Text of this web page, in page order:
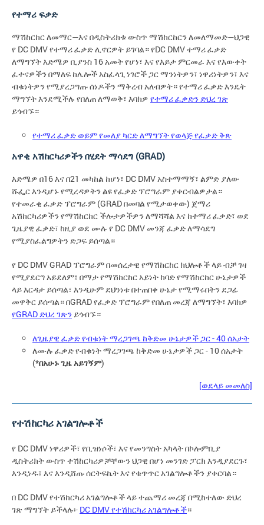
የተማሪ ፍቃድ
ማሽከርከር ለመማር—እና በዲስትሪክቱ ውስጥ ማሽከርከርን ለመለማመድ—ህጋዊ
የ DC DMV የተማሪ ፈቃድ ሊኖርዎት ይገባል። የDC DMV ተማሪ ፈቃድ
ለማግኘት እድሜዎ ቢያንስ 16 አመት የሆነ፣ እና የእይታ ምርመራ እና የእውቀት
ፈተናዎችን በማለፍ ከሌሎች አስፈላጊ ነገሮች ጋር ማንነትዎን፣ ነዋሪነትዎን፣ እና
ብቁነትዎን የሚያረጋግጡ ሰነዶችን ማቅረብ አለብዎት። የተማሪ ፈቃድ እንዴት
ማግኘት እንደሚችሉ የበለጠ ለማወቅ፣ እባክዎ የተማሪ ፈቃድን ድህረ ገጽ
ይጎብኙ።
የተማሪ ፈቃድ ወይም የመለያ ካርድ ለማግኘት የወላጅ የፈቃድ ቅጽ
አዋቂ አሽከርካሪዎችን በሂደት ማሳደግ (GRAD)
እድሜዎ በ16 እና በ21 መካከል ከሆነ፣ DC DMV አስተማማኝ፣ ልምድ ያለው
ሹፌር እንዲሆኑ የሚረዳዎትን ልዩ የፈቃድ ፕሮግራም ያቀርብልዎታል።
የተመራቂ ፈቃድ ፕሮግራም (GRAD በመባል የሚታወቀው) ጀማሪ
አሽከርካሪዎችን የማሽከርከር ችሎታዎችዎን ለማሻሻል እና ከተማሪ ፈቃድ፣ ወደ
ጊዜያዊ ፈቃድ፣ ከዚያ ወደ ሙሉ የ DC DMV መንጃ ፈቃድ ለማሳደግ
የሚያስፈልግዎትን ድጋፍ ይሰጣል።
የ DC DMV GRAD ፕሮግራም በመሰረታዊ የማሽከርከር ክህሎቶች ላይ ብቻ ገዛ
የሚያደርግ አይደለም፤ በማታ የማሽከርከር አይነት ከባድ የማሽከርከር ሁኔታዎች
ላይ እርዳታ ይሰጣል፣ እንዲሁም ደህንነቱ በተጠበቀ ሁኔታ የሚማሩበትን ደጋፊ
መዋቅር ይሰጣል። በGRAD የፈቃድ ፕሮግራም የበለጠ መረጃ ለማግኘት፣ እባክዎ
የGRAD ድህረ ገጽን ይጎብኙ።
ለጊዜያዊ ፈቃድ የብቁነት ማረጋገጫ ከቅድመ ሁኔታዎች ጋር - 40 ሰአታት
ለሙሉ ፈቃድ የብቁነት ማረጋገጫ ከቅድመ ሁኔታዎች ጋር - 10 ሰአታት
(*በአሁኑ ጊዜ አይገኝም)
[ወደላይ መመለስ]
የተሽከርካሪ አገልግሎቶች
የ DC DMV ነዋሪዎች፣ የቢዝነሶች፣ እና የመንግስት አካላት በኮሎምቢያ
ዲስትሪክት ውስጥ ተሽከርካሪዎቻቸውን ህጋዊ በሆነ መንገድ ፓርክ እንዲያደርጉ፣
እንዲነዱ፣ እና እንዲሸጡ ሰርትፍኬት እና የቁጥጥር አገልግሎቶችን ያቀርባል።
በ DC DMV የተሽከርካሪ አገልግሎቶች ላይ ተጨማሪ መረጃ በሚከተለው ድህረ
ገጽ ማግኘት ይችላሉ፦ DC DMV የተሽከርካሪ አገልግሎቶች።